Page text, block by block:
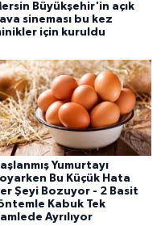
Büyükşehir'in açık
sineması bu kez
için kuruldu
Yumurtayı
Bu Küçük Hata
Şeyi Bozuyor - 2 Basit
Kabuk Tek
Ayrılıyor